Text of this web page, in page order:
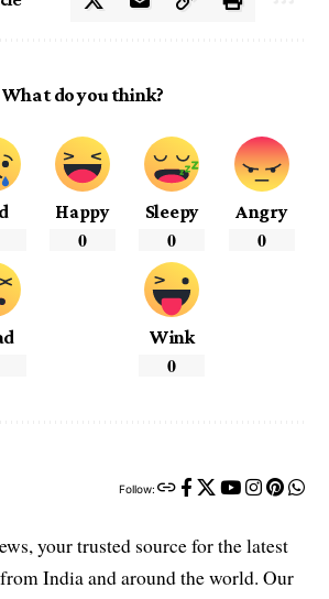
What do you think?
Happy
0
Sleepy
0
Angry
0
Wink
0
Follow:
your trusted source for the latest
India and around the world. Our